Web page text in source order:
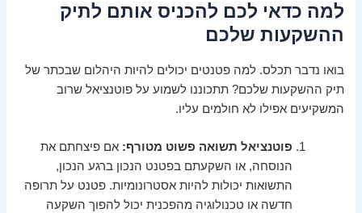
למה כדאי לכם להכניס אותם לתיק
ההשקעות שלכם
בואו נדבר תכלס. למה פטנטים יכולים להיות היהלום שבכתר של
תיק ההשקעות שלכם? תתכוננו לשמוע על פוטנציאל שרוב
המשקיעים אפילו לא חולמים עליו.
פוטנציאל תשואה פשוט מטורף: אם פיצחתם את
הנוסחה, או השקעתם בפטנט הנכון ברגע הנכון,
התשואות יכולות להיות אסטרונומיות. פטנט על תרופה
חדשה או טכנולוגיה מהפכנית יכול להפוך השקעה